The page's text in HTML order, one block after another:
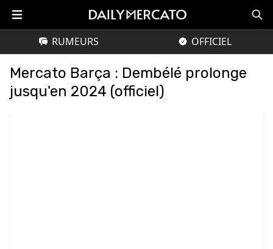
RUMEURS OFFICIEL
Mercato Barça : Dembélé prolonge
jusqu'en 2024 (officiel)